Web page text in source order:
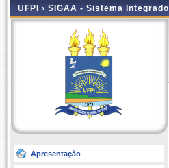
UFPI › SIGAA - Sistema
Apresentação